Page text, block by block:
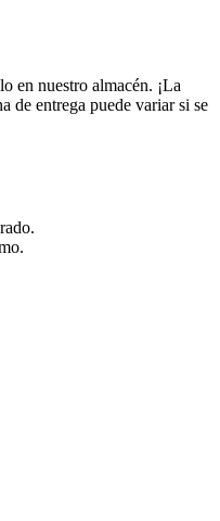
en nuestro almacén. ¡La
de entrega puede variar si se